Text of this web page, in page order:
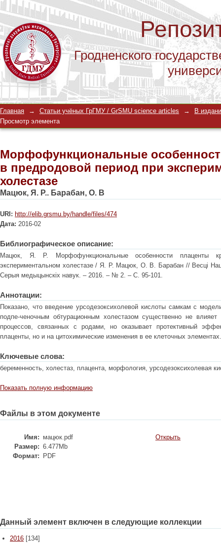
Гродненского
Морфофункциональные
при экспериментальном холестазе
Главная → Статьи учёных ГрГМУ / GrSMU science articles →
В
Просмотр элемента
Морфофункциональные
в предродовой период при
холестазе
Мацюк, Я. Р.. Барабан, О. В
URI: http://elib.grsmu.by/handle/files/474
Дата: 2016-02
Библиографическое описание:
Мацюк, Я. Р. Морфофункциональные особенности плаценты
экспериментальном холестазе / Я. Р. Мацюк, О. В. Барабан // Весці
Серыя медыцынскіх навук. – 2016. – № 2. – С. 95-101.
Аннотации:
Показано, что введение урсодезоксихолевой кислоты самкам с
подпе-ченочным обтурационным холестазом существенно не
процессов, связанных с родами, но оказывает протективный
плаценты, но и на цитохимические изменения в ее клеточных элементах.
Ключевые слова:
беременность, холестаз, плацента, морфология, урсодезоксихолевая
Показать полную информацию
Файлы в этом документе
Имя: мацюк.pdf
Размер: 6.477Mb
Формат:
PDF
Открыть
Данный элемент включен в следующие коллекции
2016 [134]